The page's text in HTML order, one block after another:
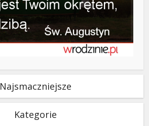
Najsmaczniejsze
Kategorie